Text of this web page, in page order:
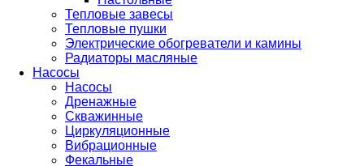
Тепловые завесы
Тепловые пушки
Электрические обогреватели и камины
Радиаторы масляные
Насосы
Насосы
Дренажные
Скважинные
Циркуляционные
Вибрационные
Фекальные